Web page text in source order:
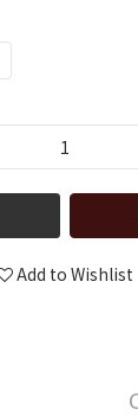
Add to Wishlist